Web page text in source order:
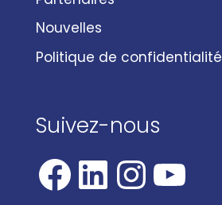
Nouvelles
Politique de confidentialité
Suivez-nous
Facebook LinkedIn Instagram YouTube